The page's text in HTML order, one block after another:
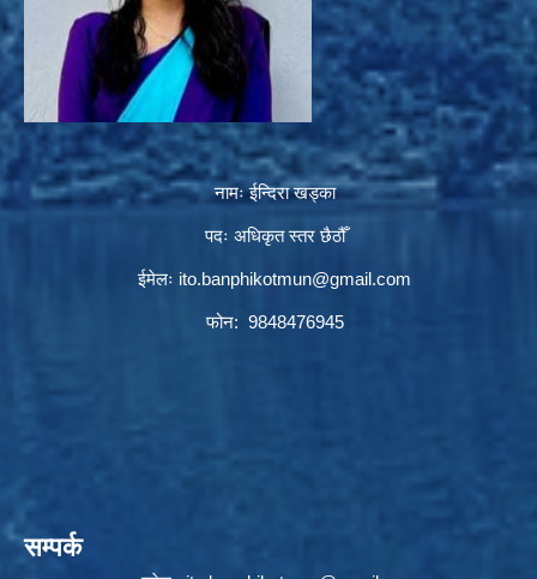
नामः ईन्दिरा खड्का
पदः अधिकृत स्तर छैठौँ
ईमेलः ito.banphikotmun@gmail.com
फोन: 9848476945
सम्पर्क